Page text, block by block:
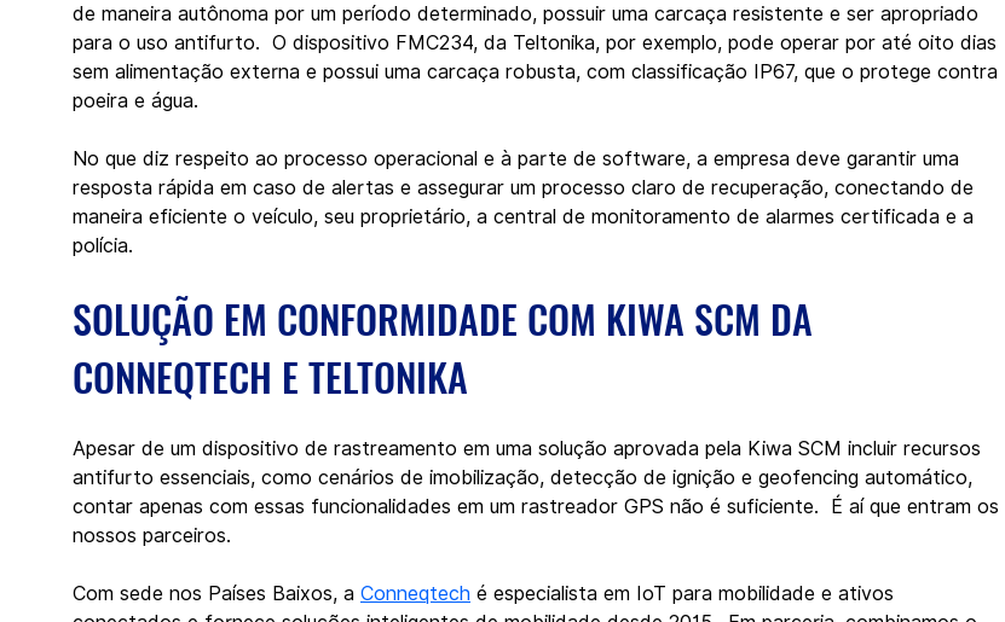
de maneira autônoma por um período determinado, possuir uma carcaça resistente e ser apropriado
para o uso antifurto.  O dispositivo FMC234, da Teltonika, por exemplo, pode operar por até oito dias
sem alimentação externa e possui uma carcaça robusta, com classificação IP67, que o protege contra
poeira e água.
No que diz respeito ao processo operacional e à parte de software, a empresa deve garantir uma
resposta rápida em caso de alertas e assegurar um processo claro de recuperação, conectando de
maneira eficiente o veículo, seu proprietário, a central de monitoramento de alarmes certificada e a
polícia.
SOLUÇÃO EM CONFORMIDADE COM KIWA SCM DA
CONNEQTECH E TELTONIKA
Apesar de um dispositivo de rastreamento em uma solução aprovada pela Kiwa SCM incluir recursos
antifurto essenciais, como cenários de imobilização, detecção de ignição e geofencing automático,
contar apenas com essas funcionalidades em um rastreador GPS não é suficiente.  É aí que entram os
nossos parceiros.
Com sede nos Países Baixos, a Conneqtech é especialista em IoT para mobilidade e ativos